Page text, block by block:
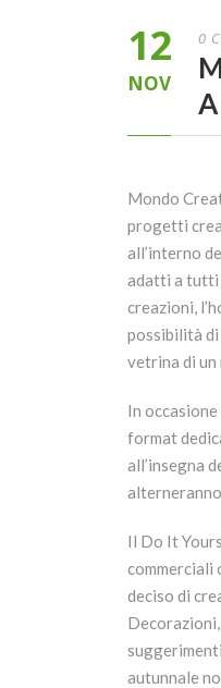
12
NOV
0
Mondo
progetti
all’interno
adatti a tutti
creazioni,
possibilità di
vetrina di
In
format
all’insegna
Il Do It
commerciali
deciso di
autunnale